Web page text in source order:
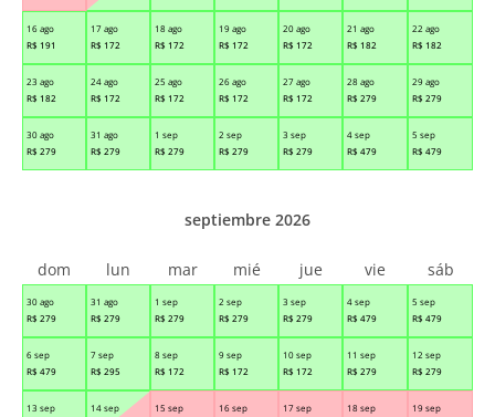
16 ago
R$ 191
17 ago
R$ 172
18 ago
R$ 172
19 ago
R$ 172
20 ago
R$ 172
21 ago
R$ 182
22 ago
R$ 182
23 ago
R$ 182
24 ago
R$ 172
25 ago
R$ 172
26 ago
R$ 172
27 ago
R$ 172
28 ago
R$ 279
29 ago
R$ 279
30 ago
R$ 279
31 ago
R$ 279
1 sep
R$ 279
2 sep
R$ 279
3 sep
R$ 279
4 sep
R$ 479
5 sep
R$ 479
30 ago
R$ 279
31 ago
R$ 279
1 sep
R$ 279
2 sep
R$ 279
3 sep
R$ 279
4 sep
R$ 479
5 sep
R$ 479
6 sep
R$ 479
7 sep
R$ 295
8 sep
R$ 172
9 sep
R$ 172
10 sep
R$ 172
11 sep
R$ 279
12 sep
R$ 279
13 sep
14 sep
15 sep
16 sep
17 sep
18 sep
19 sep
septiembre 2026
dom lun mar mié jue vie sáb